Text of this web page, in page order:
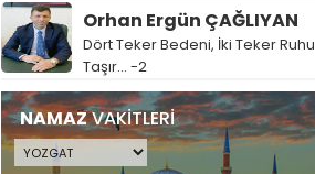
Orhan Ergün ÇAĞLIYAN
Dört Teker Bedeni, İki Teker Ruhu
Taşır… -2
NAMAZVAKİTLERİ